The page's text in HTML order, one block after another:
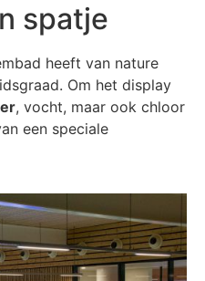
spatje
heeft van nature
Om het display
, vocht, maar ook chloor
een speciale